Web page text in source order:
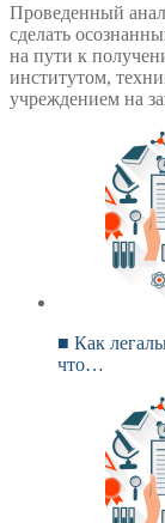
Проведенный
сделать
на пути к
институтом,
учреждением на
■ Как
что…